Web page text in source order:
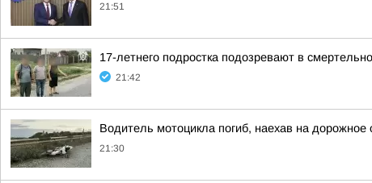
21:51
17-летнего подростка подозревают в
21:42
Водитель мотоцикла погиб, наехав на дорожное
21:30